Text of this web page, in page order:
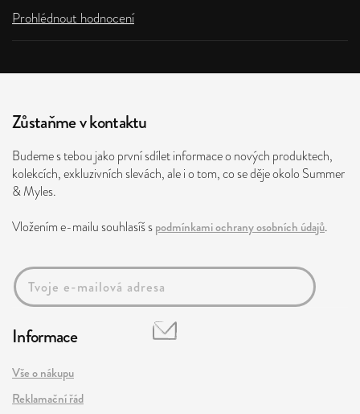
Prohlédnout hodnocení
Zůstaňme v kontaktu
Budeme s tebou jako první sdílet informace o nových produktech,
kolekcích, exkluzivních slevách, ale i o tom, co se děje okolo Summer
& Myles.
Vložením e-mailu souhlasíš spodmínkami ochrany osobních údajů.
Informace
Vše o nákupu
Reklamační řád